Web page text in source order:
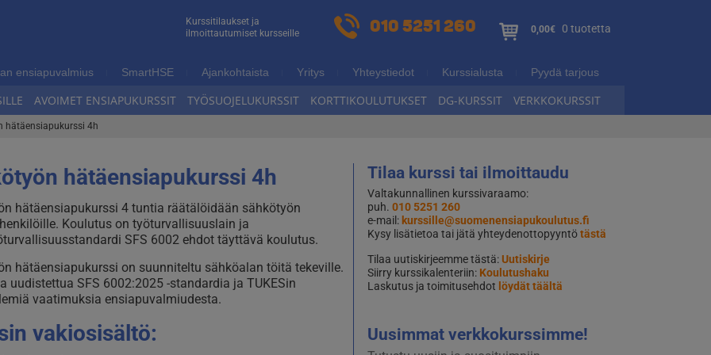
Kurssitilaukset ja
ilmoittautumiset kursseille
010 5251 260 0,00€ 0 tuotetta
ensiapuvalmius SmartHSE Ajankohtaista Yritys Yhteystiedot Kurssialusta Pyydä tarjous
AVOIMET ENSIAPUKURSSIT TYÖSUOJELUKURSSIT KORTTIKOULUTUKSET DG-KURSSIT VERKKOKURSSIT
hätäensiapukurssi 4h
hätäensiapukurssi 4h
hätäensiapukurssi 4 tuntia räätälöidään sähkötyön
Koulutus on työturvallisuuslain ja
SFS 6002 ehdot täyttävä koulutus.
hätäensiapukurssi on suunniteltu sähköalan töitä tekeville.
uudistettua SFS 6002:2025 -standardia ja TUKESin
vaatimuksia ensiapuvalmiudesta.
vakiosisältö:
Tilaa kurssi tai ilmoittaudu
Valtakunnallinen kurssivaraamo:
puh.010 5251 260
e-mail: kurssille@suomenensiapukoulutus.fi
Kysy lisätietoa tai jätä yhteydenottopyyntötästä
Tilaa uutiskirjeemme tästä:Uutiskirje
Siirry kurssikalenteriin: Koulutushaku
Laskutus ja toimitusehdot löydät täältä
Uusimmat verkkokurssimme!